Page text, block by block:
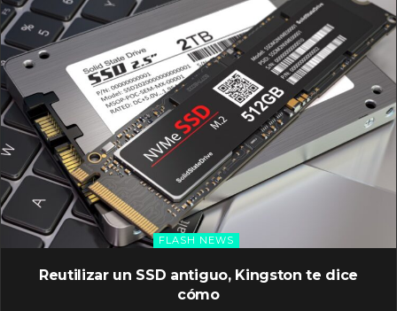
FLASH NEWS
Reutilizar un SSD antiguo, Kingston te dice
cómo